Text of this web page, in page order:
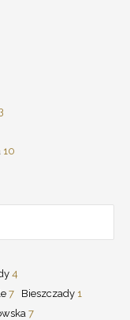
10
4
7 Bieszczady 1
7